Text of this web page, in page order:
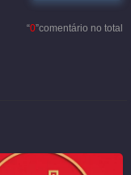
“0”comentário no total